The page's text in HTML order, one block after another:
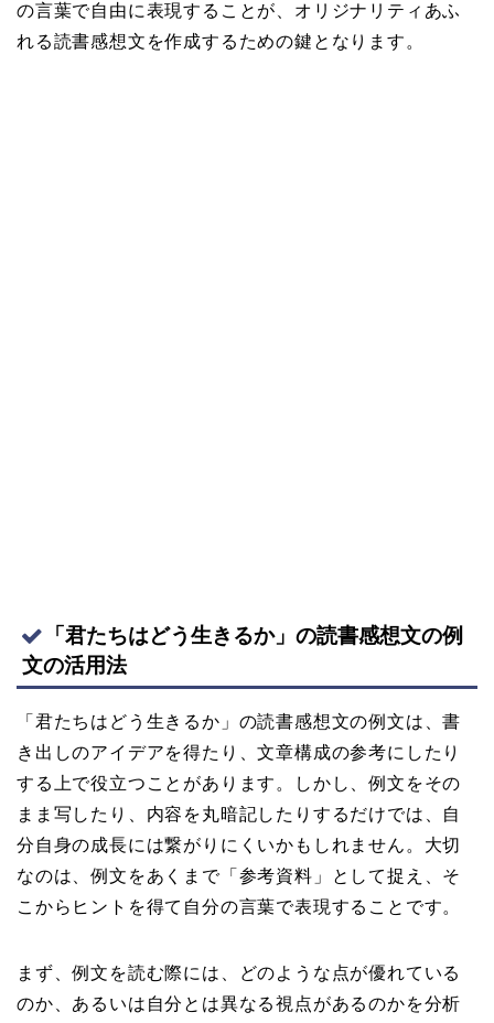
の言葉で自由に表現することが、オリジナリティあふ
れる読書感想文を作成するための鍵となります。
「君たちはどう生きるか」の読書感想文の例
文の活用法
「君たちはどう生きるか」の読書感想文の例文は、書
き出しのアイデアを得たり、文章構成の参考にしたり
する上で役立つことがあります。しかし、例文をその
まま写したり、内容を丸暗記したりするだけでは、自
分自身の成長には繋がりにくいかもしれません。大切
なのは、例文をあくまで「参考資料」として捉え、そ
こからヒントを得て自分の言葉で表現することです。
まず、例文を読む際には、どのような点が優れている
のか、あるいは自分とは異なる視点があるのかを分析